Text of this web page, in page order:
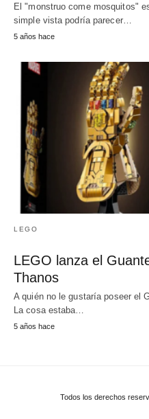
El "monstruo come mosquitos"
simple vista podría parecer…
5 años hace
LEGO
LEGO lanza el
Thanos
A quién no le gustaría poseer el
La cosa estaba…
5 años hace
Todos los derechos